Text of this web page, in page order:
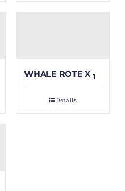
WHALE ROTE X 1
Details